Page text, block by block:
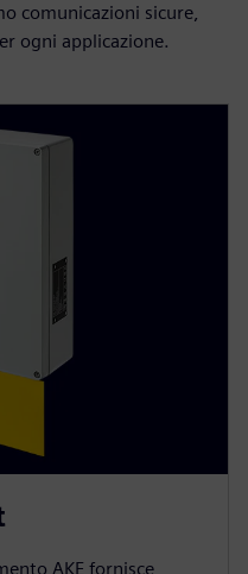
comunicazioni sicure,
ogni applicazione.
AKE fornisce